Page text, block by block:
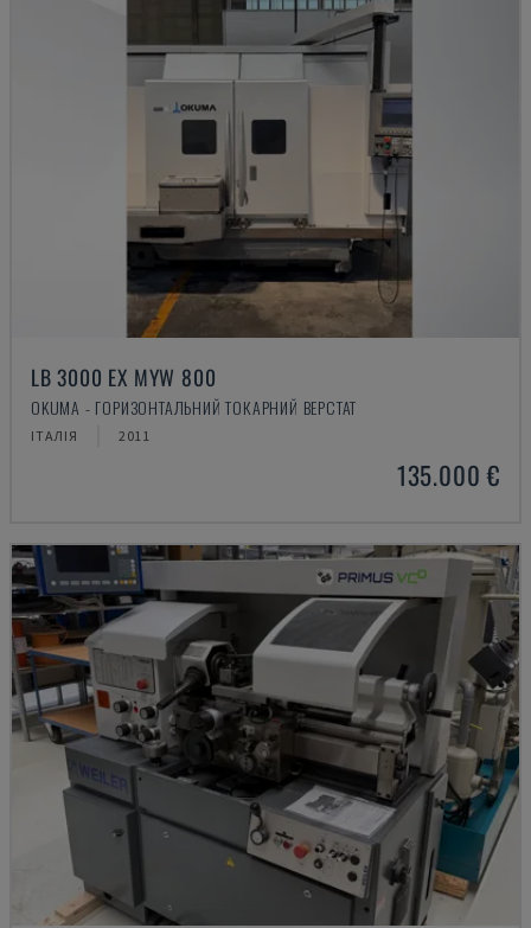
LB 3000 EX MYW 800
OKUMA - ГОРИЗОНТАЛЬНИЙ ТОКАРНИЙ ВЕРСТАТ
ІТАЛІЯ 2011
135.000 €